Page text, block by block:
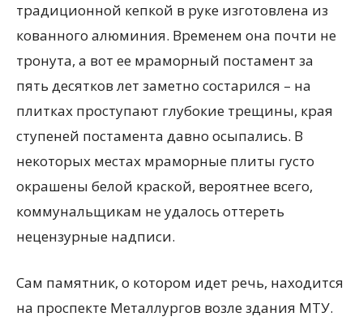
традиционной кепкой в руке изготовлена из
кованного алюминия. Временем она почти не
тронута, а вот ее мраморный постамент за
пять десятков лет заметно состарился – на
плитках проступают глубокие трещины, края
ступеней постамента давно осыпались. В
некоторых местах мраморные плиты густо
окрашены белой краской, вероятнее всего,
коммунальщикам не удалось оттереть
нецензурные надписи.
Сам памятник, о котором идет речь, находится
на проспекте Металлургов возле здания МТУ.